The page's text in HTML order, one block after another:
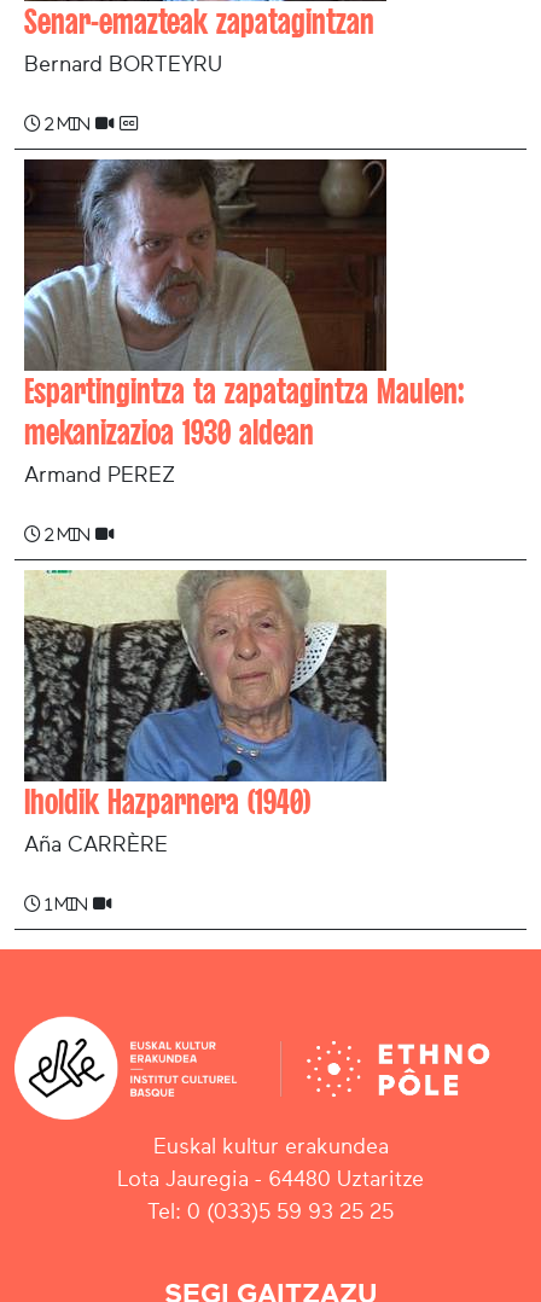
Senar-emazteak zapatagintzan
Bernard BORTEYRU
2 min
Espartingintza ta zapatagintza Maulen:
mekanizazioa 1930 aldean
Armand PEREZ
2 min
Iholdik Hazparnera (1940)
Aña CARRÈRE
1 min
Euskal kultur erakundea
Lota Jauregia - 64480 Uztaritze
Tel: 0 (033)5 59 93 25 25
SEGI GAITZAZU